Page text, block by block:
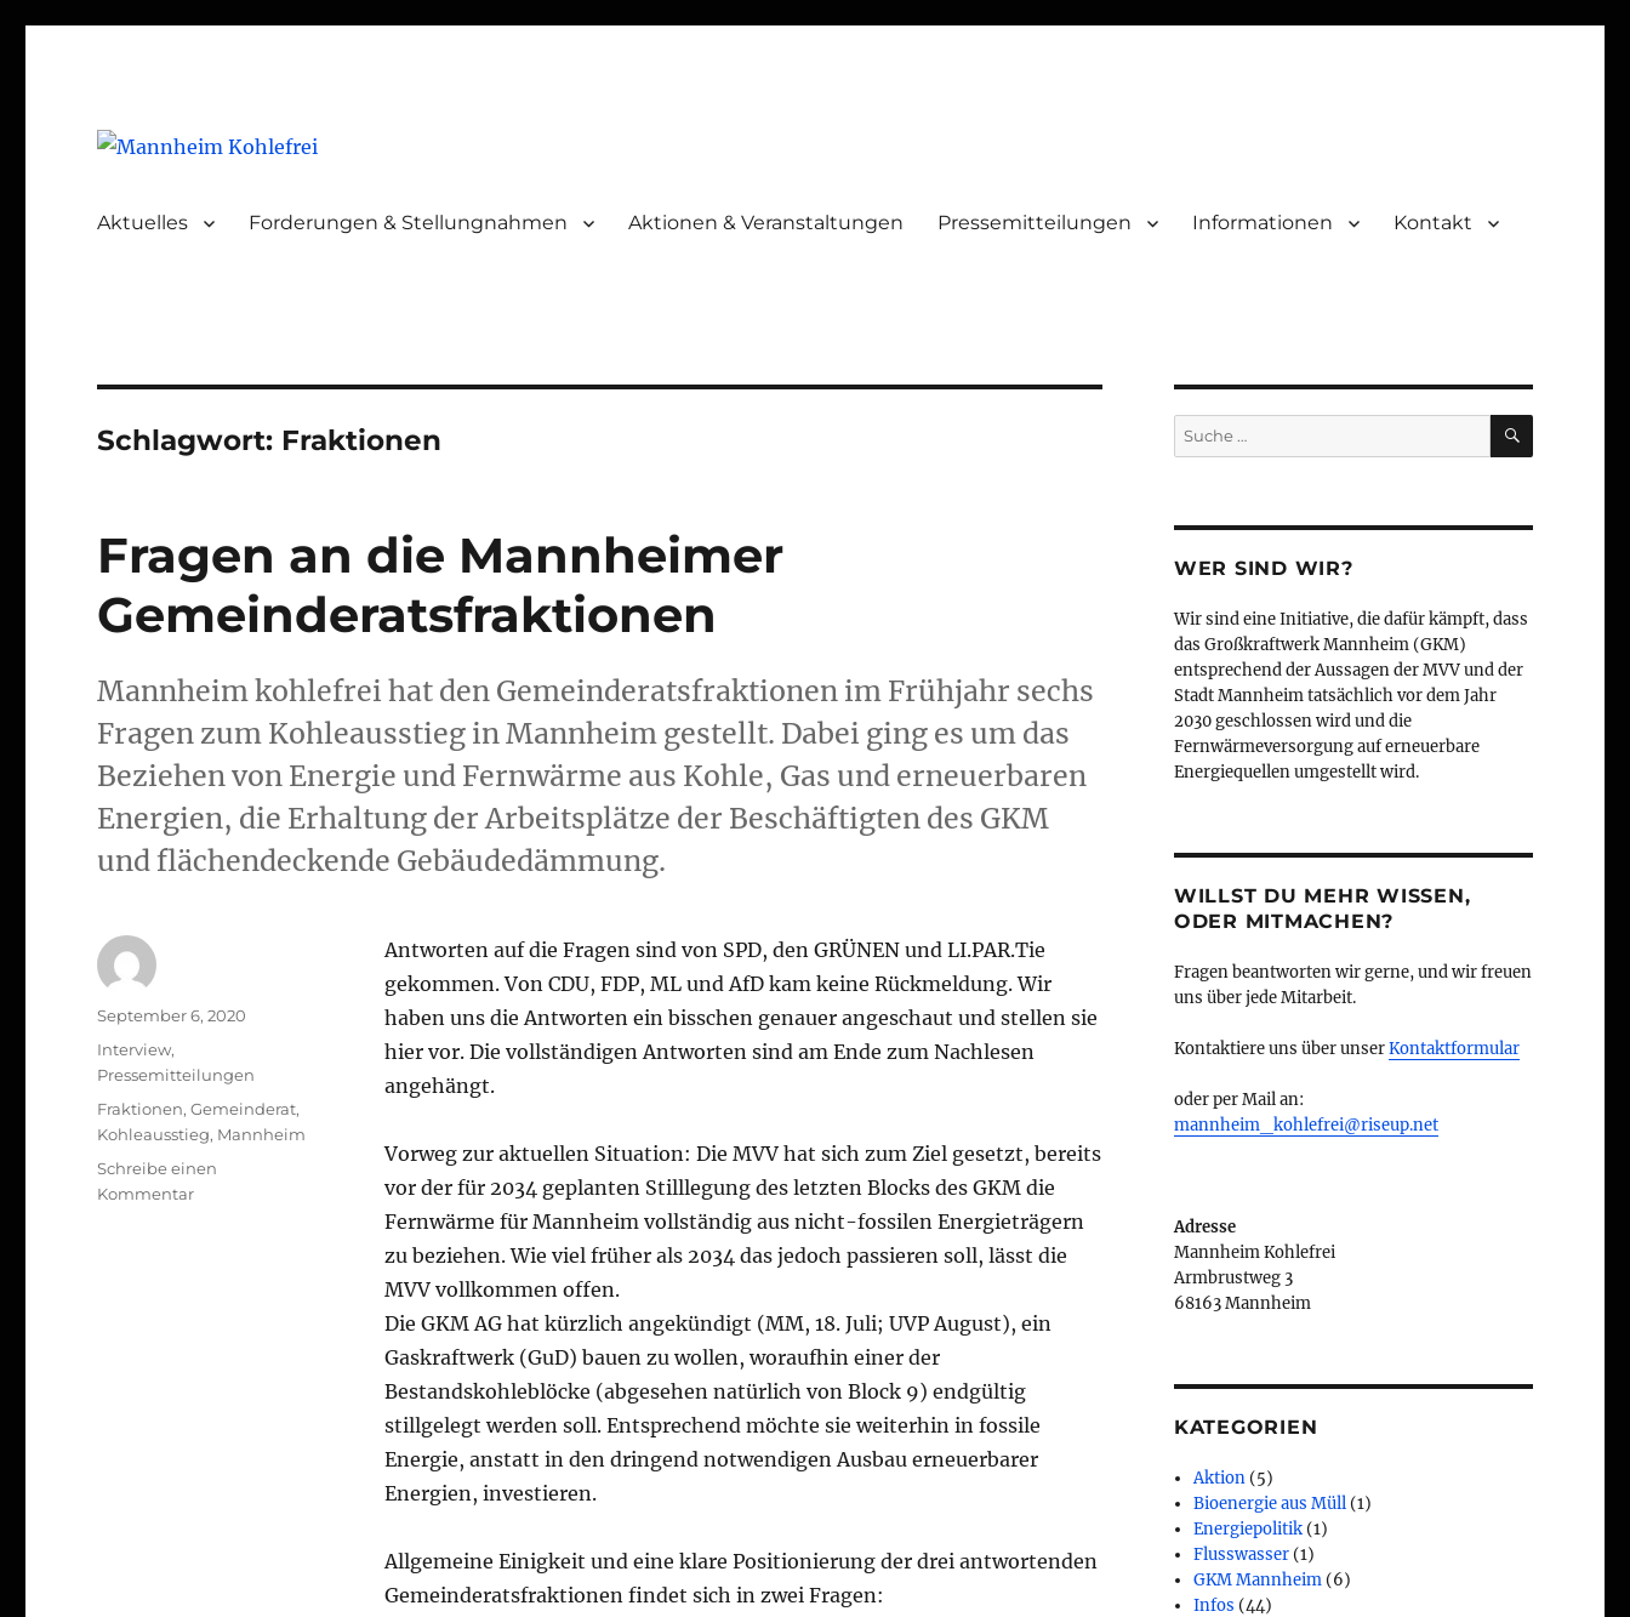
Aktuelles Forderungen & Stellungnahmen Aktionen & Veranstaltungen Pressemitteilungen Informationen Kontakt
Schlagwort: Fraktionen
Fragen an die Mannheimer
Gemeinderatsfraktionen
Mannheim kohlefrei hat den Gemeinderatsfraktionen im Frühjahr sechs
Fragen zum Kohleausstieg in Mannheim gestellt. Dabei ging es um das
Beziehen von Energie und Fernwärme aus Kohle, Gas und erneuerbaren
Energien, die Erhaltung der Arbeitsplätze der Beschäftigten des GKM
und flächendeckende Gebäudedämmung.
Antworten auf die Fragen sind von SPD, den GRÜNEN und LI.PAR.Tie
gekommen. Von CDU, FDP, ML und AfD kam keine Rückmeldung. Wir
haben uns die Antworten ein bisschen genauer angeschaut und stellen sie
hier vor. Die vollständigen Antworten sind am Ende zum Nachlesen
angehängt.
Vorweg zur aktuellen Situation: Die MVV hat sich zum Ziel gesetzt, bereits
vor der für 2034 geplanten Stilllegung des letzten Blocks des GKM die
Fernwärme für Mannheim vollständig aus nicht-fossilen Energieträgern
zu beziehen. Wie viel früher als 2034 das jedoch passieren soll, lässt die
MVV vollkommen offen.
Die GKM AG hat kürzlich angekündigt (MM, 18. Juli; UVP August), ein
Gaskraftwerk (GuD) bauen zu wollen, woraufhin einer der
Bestandskohleblöcke (abgesehen natürlich von Block 9) endgültig
stillgelegt werden soll. Entsprechend möchte sie weiterhin in fossile
Energie, anstatt in den dringend notwendigen Ausbau erneuerbarer
Energien, investieren.
Allgemeine Einigkeit und eine klare Positionierung der drei antwortenden
Gemeinderatsfraktionen findet sich in zwei Fragen:
Autor
Veröffentlicht
September 6, 2020
Kategorien
Interview,
Pressemitteilungen
Schlagwörter
Fraktionen,Gemeinderat,
Kohleausstieg, Mannheim
Schreibe einen
Kommentarzu
Gemeinderatsfraktionen
Suche
nach:
SUCHEN
WER SIND WIR?
Wir sind eine Initiative, die dafür kämpft, dass
das Großkraftwerk Mannheim (GKM)
entsprechend der Aussagen der MVV und der
Stadt Mannheim tatsächlich vor dem Jahr
2030 geschlossen wird und die
Fernwärmeversorgung auf erneuerbare
Energiequellen umgestellt wird.
WILLST DU MEHR WISSEN,
ODER MITMACHEN?
Fragen beantworten wir gerne, und wir freuen
uns über jede Mitarbeit.
Kontaktiere uns über unserKontaktformular
oder per Mail an:
mannheim_kohlefrei@riseup.net
Adresse
Mannheim Kohlefrei
Armbrustweg 3
68163 Mannheim
KATEGORIEN
Aktion (5)
Bioenergie aus Müll (1)
Energiepolitik (1)
Flusswasser (1)
GKM Mannheim (6)
Infos (44)